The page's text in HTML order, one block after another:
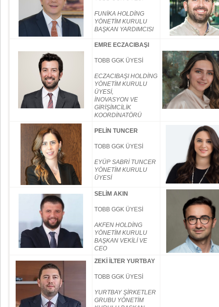
FUNİKA HOLDİNG
YÖNETİM KURULU
BAŞKAN YARDIMCISI
EMRE ECZACIBAŞI
TOBB GGK ÜYESİ
ECZACIBAŞI HOLDİNG
YÖNETİM KURULU
ÜYESİ,
İNOVASYON VE
GİRİŞİMCİLİK
KOORDİNATÖRÜ
PELİN TUNCER
TOBB GGK ÜYESİ
EYÜP SABRİ TUNCER
YÖNETİM KURULU
ÜYESİ
SELİM AKIN
TOBB GGK ÜYESİ
AKFEN HOLDİNG
YÖNETİM KURULU
BAŞKAN VEKİLİ VE
CEO
ZEKİ İLTER YURTBAY
TOBB GGK ÜYESİ
YURTBAY ŞİRKETLER
GRUBU YÖNETİM